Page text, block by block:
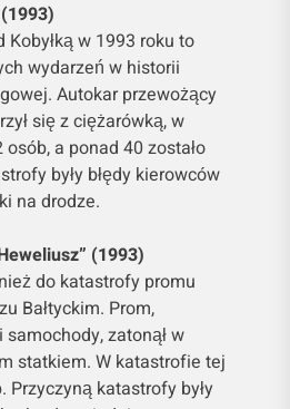
w 1993 roku to
wydarzeń w historii
Autokar przewożący
się z ciężarówką, w
a ponad 40 zostało
były błędy kierowców
na drodze.
(1993)
do katastrofy promu
Bałtyckim. Prom,
zatonął w
statkiem. W katastrofie tej
Przyczyną katastrofy były